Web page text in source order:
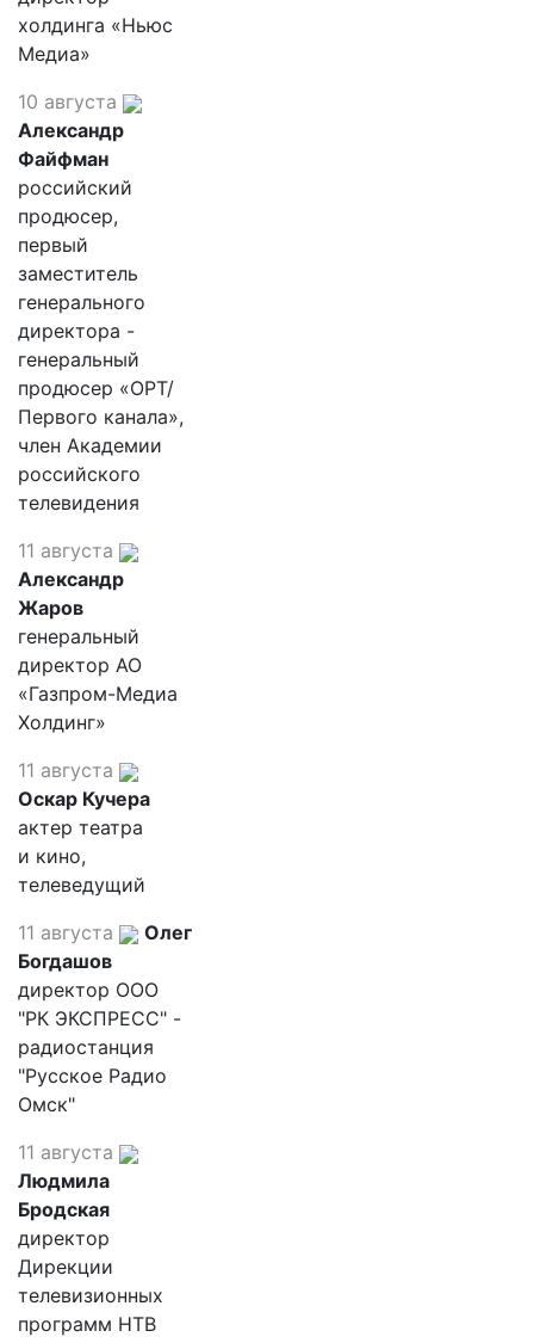
холдинга «Ньюс
Медиа»
10 августа
Александр
Файфман
российский
продюсер,
первый
заместитель
генерального
директора -
генеральный
продюсер «ОРТ/
Первого канала»,
член Академии
российского
телевидения
11 августа
Александр
Жаров
генеральный
директор АО
«Газпром-Медиа
Холдинг»
11 августа
Оскар Кучера
актер театра
и кино,
телеведущий
11 августа
Олег
Богдашов
директор ООО
"РК ЭКСПРЕСС" -
радиостанция
"Русское Радио
Омск"
11 августа
Людмила
Бродская
директор
Дирекции
телевизионных
программ НТВ